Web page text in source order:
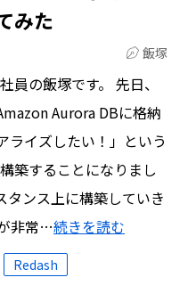
みた
飯塚
員の飯塚です。 先日、
Aurora DBに格納
ライズしたい！」という
築することになりまし
タンス上に構築していき
非常…続きを読む
Redash